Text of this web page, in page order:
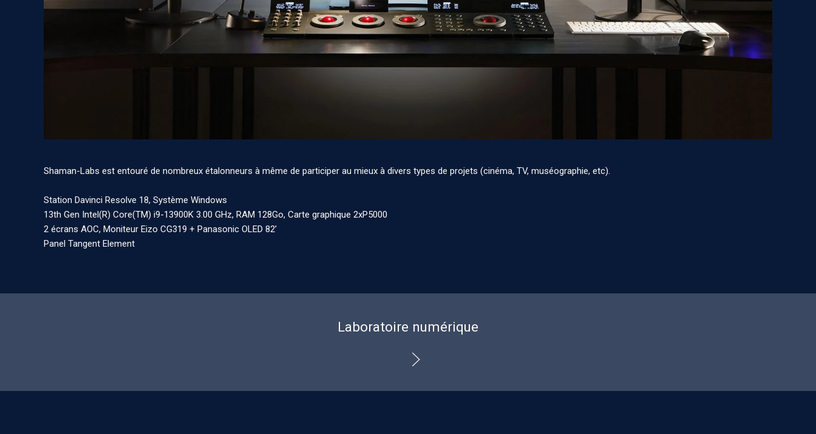
Shaman-Labs est entouré de nombreux étalonneurs à même de participer au mieux à divers types de projets (cinéma, TV, muséographie, etc).
Station Davinci Resolve 18, Système Windows
13th Gen Intel(R) Core(TM) i9-13900K 3.00 GHz, RAM 128Go, Carte graphique 2xP5000
2 écrans AOC, Moniteur Eizo CG319 + Panasonic OLED 82’
Panel Tangent Element
Laboratoire numérique